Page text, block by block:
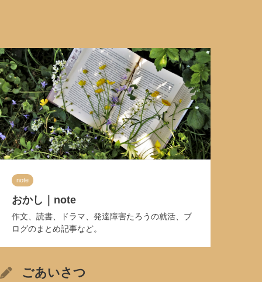
note
おかし｜note
作文、読書、ドラマ、発達障害たろうの就活、ブ
ログのまとめ記事など。
ごあいさつ